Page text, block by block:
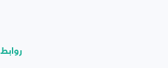
روابط